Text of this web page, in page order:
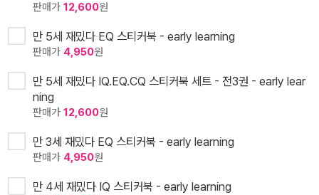
판매가 12,600원
만 5세 재밌다 EQ 스티커북 - early learning
판매가 4,950원
만 5세 재밌다 IQ.EQ.CQ 스티커북 세트 - 전3권 - early lear
ning
판매가 12,600원
만 3세 재밌다 EQ 스티커북 - early learning
판매가 4,950원
만 4세 재밌다 IQ 스티커북 - early learning